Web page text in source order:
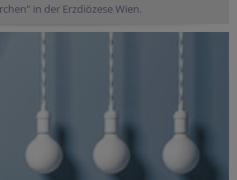
in der Erzdiözese Wien.